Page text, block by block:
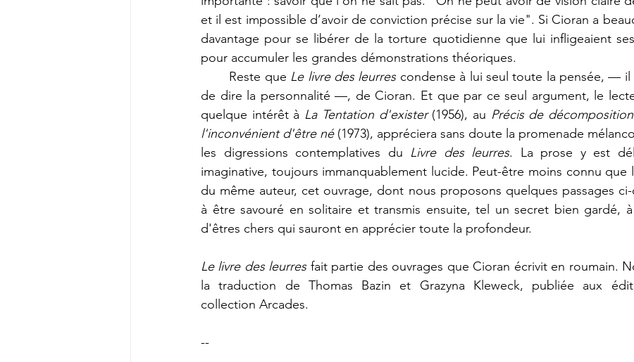
et il est impossible d’avoir de conviction précise sur la vie". Si Cioran a
davantage pour se libérer de la torture quotidienne que lui infligeaient
pour accumuler les grandes démonstrations théoriques.
	Reste que
Le livre des leurres condense à lui seul toute la pensée, — il
de dire la personnalité —, de Cioran. Et que par ce seul argument, le
quelque intérêt à La Tentation d'exister (1956), au Précis de décomposition
l'inconvénient d'être né (1973), appréciera sans doute la promenade
les digressions contemplatives du Livre des leurres. La prose y est
imaginative, toujours immanquablement lucide. Peut-être moins connu que
du même auteur, cet ouvrage, dont nous proposons quelques passages
à être savouré en solitaire et transmis ensuite, tel un secret bien gardé,
d'êtres chers qui sauront en apprécier toute la profondeur.
Le livre des leurres fait partie des ouvrages que Cioran écrivit en roumain.
la traduction de Thomas Bazin et Grazyna Kleweck, publiée aux
collection Arcades.
--